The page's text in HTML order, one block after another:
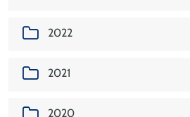
2022
2021
2020